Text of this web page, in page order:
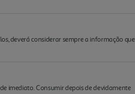
deverá considerar sempre a informação que
imediato. Consumir depois de devidamente